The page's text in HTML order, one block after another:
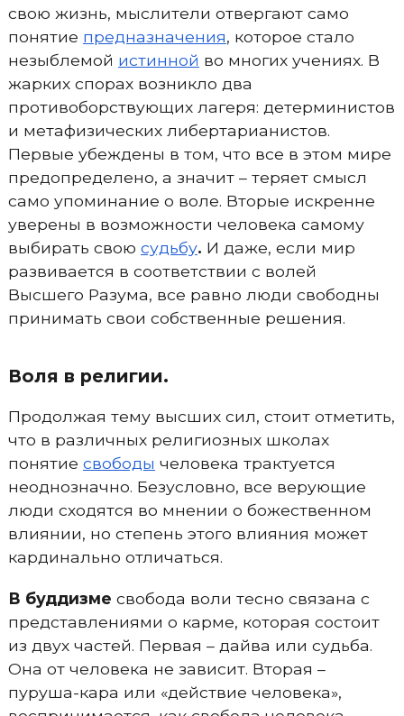
свою жизнь, мыслители отвергают само
понятие предназначения, которое стало
незыблемой истинной во многих учениях. В
жарких спорах возникло два
противоборствующих лагеря: детерминистов
и метафизических либертарианистов.
Первые убеждены в том, что все в этом мире
предопределено, а значит – теряет смысл
само упоминание о воле. Вторые искренне
уверены в возможности человека самому
выбирать свою судьбу. И даже, если мир
развивается в соответствии с волей
Высшего Разума, все равно люди свободны
принимать свои собственные решения.
Воля в религии.
Продолжая тему высших сил, стоит отметить,
что в различных религиозных школах
понятие свободы человека трактуется
неоднозначно. Безусловно, все верующие
люди сходятся во мнении о божественном
влиянии, но степень этого влияния может
кардинально отличаться.
В буддизме свобода воли тесно связана с
представлениями о карме, которая состоит
из двух частей. Первая – дайва или судьба.
Она от человека не зависит. Вторая –
пуруша-кара или «действие человека»,